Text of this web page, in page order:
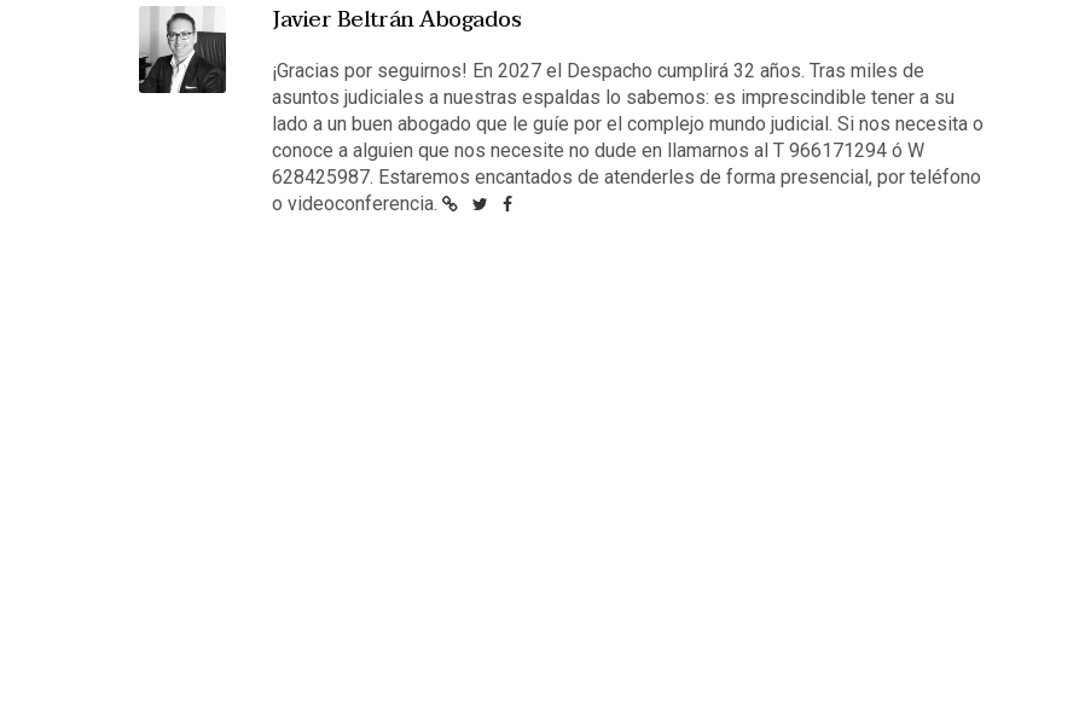
Javier Beltrán Abogados
¡Gracias por seguirnos! En 2027 el Despacho cumplirá 32 años. Tras miles de
asuntos judiciales a nuestras espaldas lo sabemos: es imprescindible tener a su
lado a un buen abogado que le guíe por el complejo mundo judicial. Si nos necesita o
conoce a alguien que nos necesite no dude en llamarnos al T 966171294 ó W
628425987. Estaremos encantados de atenderles de forma presencial, por teléfono
o videoconferencia.